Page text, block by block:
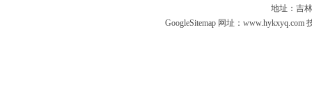
地址：吉
GoogleSitemap网址： www.hykxyq.com